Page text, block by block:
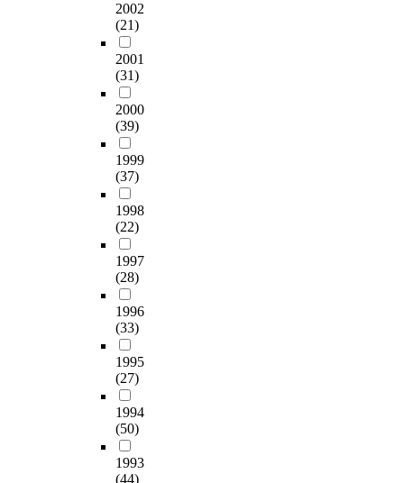
2002
(21)
2001
(31)
2000
(39)
1999
(37)
1998
(22)
1997
(28)
1996
(33)
1995
(27)
1994
(50)
1993
(44)